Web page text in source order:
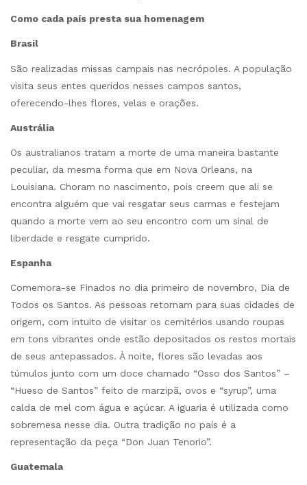
Como cada país presta sua homenagem
Brasil
São realizadas missas campais nas necrópoles. A população
visita seus entes queridos nesses campos santos,
oferecendo-lhes flores, velas e orações.
Austrália
Os australianos tratam a morte de uma maneira bastante
peculiar, da mesma forma que em Nova Orleans, na
Louisiana. Choram no nascimento, pois creem que ali se
encontra alguém que vai resgatar seus carmas e festejam
quando a morte vem ao seu encontro com um sinal de
liberdade e resgate cumprido.
Espanha
Comemora-se Finados no dia primeiro de novembro, Dia de
Todos os Santos. As pessoas retornam para suas cidades de
origem, com intuito de visitar os cemitérios usando roupas
em tons vibrantes onde estão depositados os restos mortais
de seus antepassados. À noite, flores são levadas aos
túmulos junto com um doce chamado “Osso dos Santos” –
“Hueso de Santos” feito de marzipã, ovos e “syrup”, uma
calda de mel com água e açúcar. A iguaria é utilizada como
sobremesa nesse dia. Outra tradição no país é a
representação da peça “Don Juan Tenorio”.
Guatemala